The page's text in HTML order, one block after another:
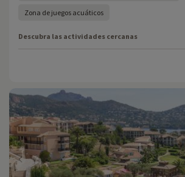
Zona de juegos acuáticos
Descubra las actividades cercanas